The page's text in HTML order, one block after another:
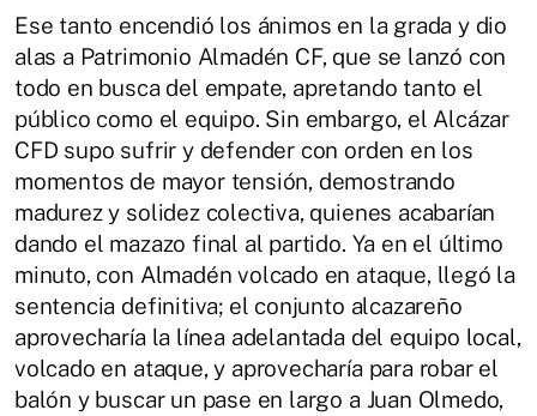
Ese tanto encendió los ánimos en la grada y dio
alas a Patrimonio Almadén CF, que se lanzó con
todo en busca del empate, apretando tanto el
público como el equipo. Sin embargo, el Alcázar
CFD supo sufrir y defender con orden en los
momentos de mayor tensión, demostrando
madurez y solidez colectiva, quienes acabarían
dando el mazazo final al partido. Ya en el último
minuto, con Almadén volcado en ataque, llegó la
sentencia definitiva; el conjunto alcazareño
aprovecharía la línea adelantada del equipo local,
volcado en ataque, y aprovecharía para robar el
balón y buscar un pase en largo a Juan Olmedo,